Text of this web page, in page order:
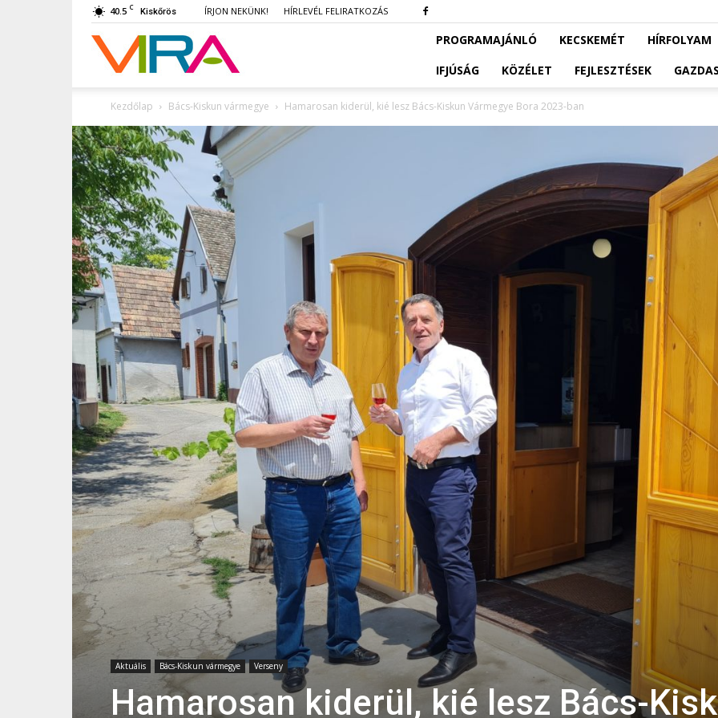
40.5 C Kiskőrös ÍRJON NEKÜNK! HÍRLEVÉL FELIRATKOZÁS
VIRA PROGRAMAJÁNLÓ KECSKEMÉT
HÍRFOLYAM
IFJÚSÁG
KÖZÉLET FEJLESZTÉSEK
Kezdőlap Bács-Kiskun vármegye Hamarosan kiderül, kié lesz Bács-Kiskun Vármegye Bora 2023-ban
Aktuális Bács-Kiskun vármegye Verseny
Hamarosan kiderül, kié lesz Bács-